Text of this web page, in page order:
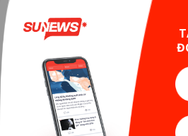
Chương trình sẽ được
Group Facebook Sun* Family
Sun* Annual Awards (SAA)
thường niên ghi nhận những
sắc đã có cố gắng trong suốt